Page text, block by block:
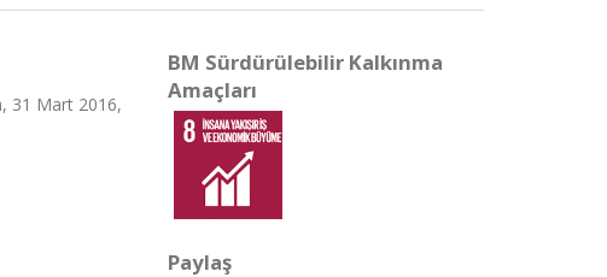
31 Mart 2016,
BM Sürdürülebilir Kalkınma
Amaçları
Paylaş